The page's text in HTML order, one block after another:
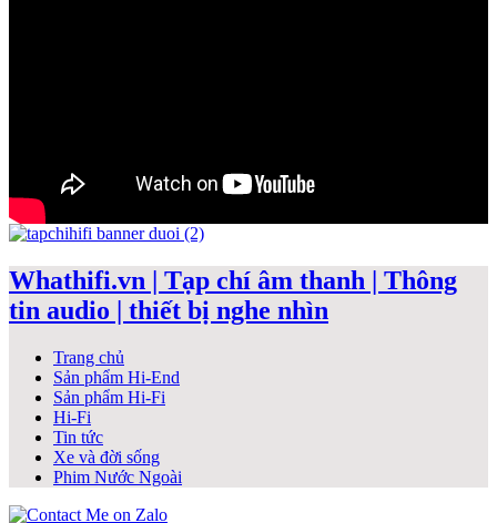
Whathifi.vn | Tạp chí âm thanh | Thông
tin audio | thiết bị nghe nhìn
Trang chủ
Sản phẩm Hi-End
Sản phẩm Hi-Fi
Hi-Fi
Tin tức
Xe và đời sống
Phim Nước Ngoài